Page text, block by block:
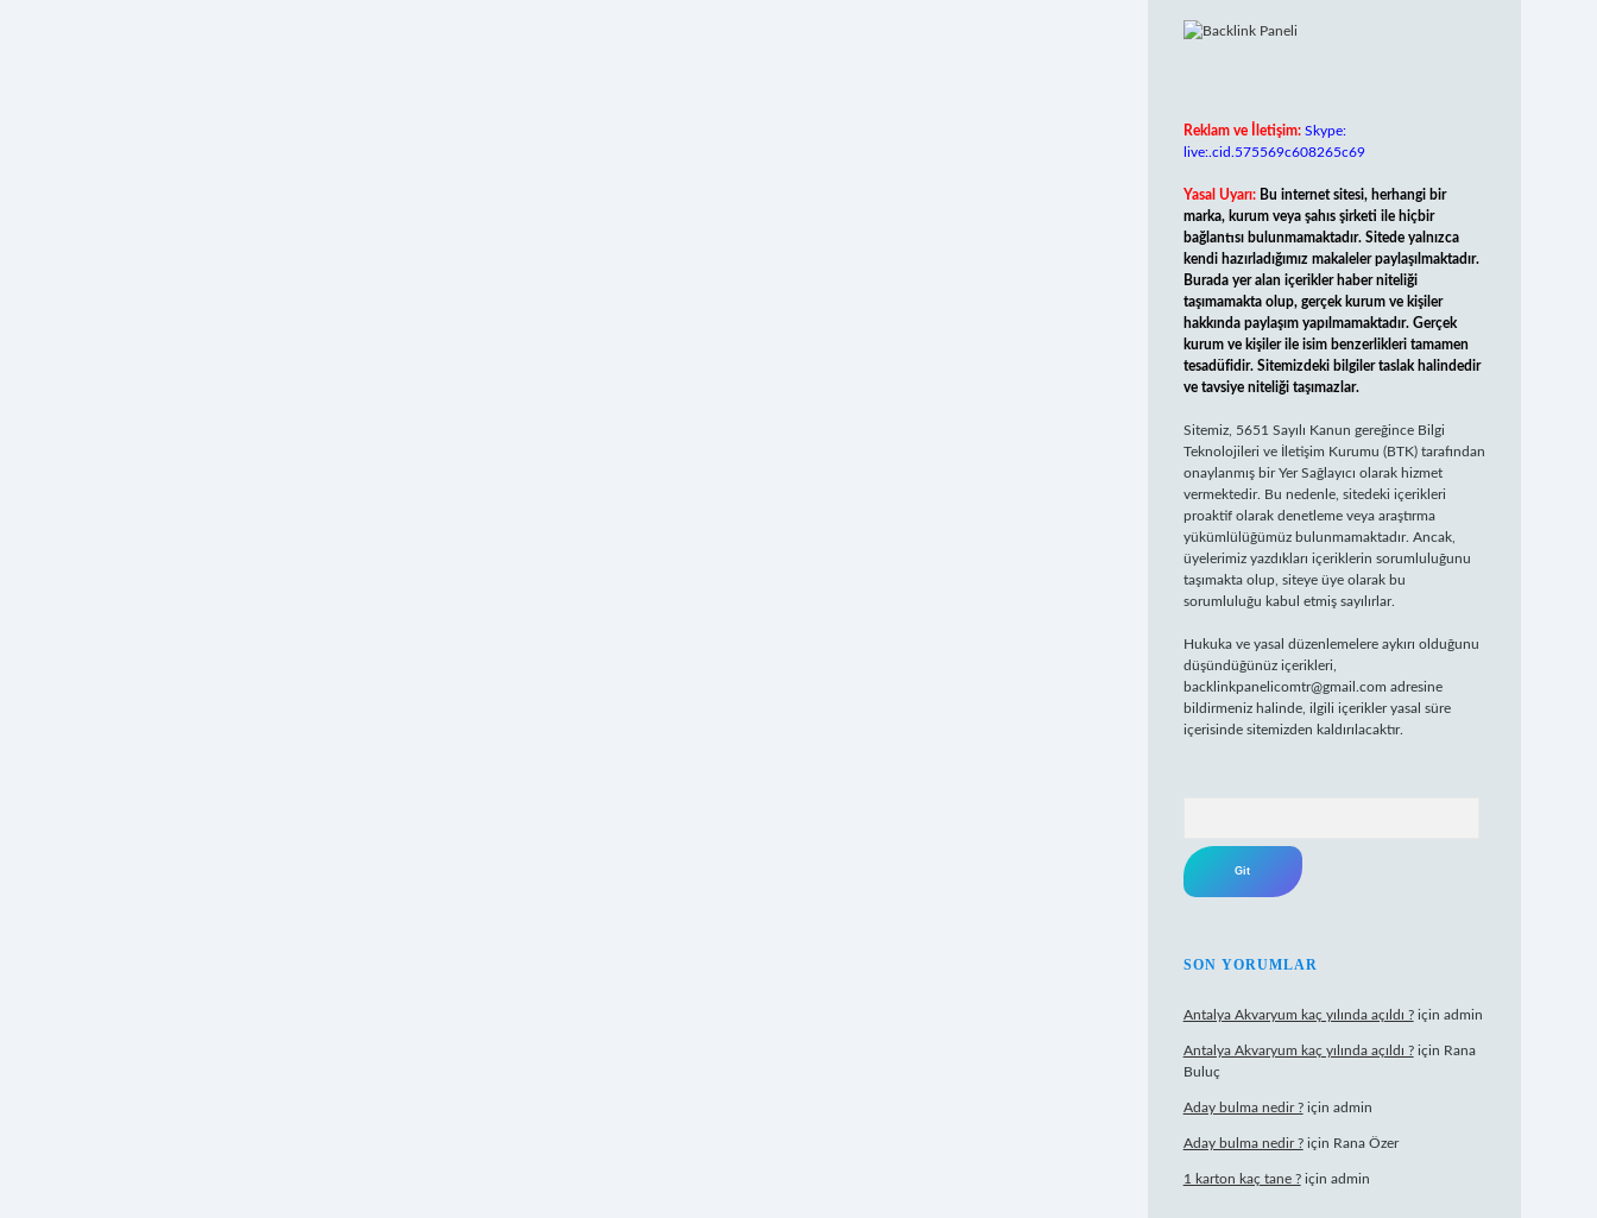
Reklam ve İletişim: Skype:
live:.cid.575569c608265c69
Yasal Uyarı: Bu internet sitesi, herhangi bir
marka, kurum veya şahıs şirketi ile hiçbir
bağlantısı bulunmamaktadır. Sitede yalnızca
kendi hazırladığımız makaleler paylaşılmaktadır.
Burada yer alan içerikler haber niteliği
taşımamakta olup, gerçek kurum ve kişiler
hakkında paylaşım yapılmamaktadır. Gerçek
kurum ve kişiler ile isim benzerlikleri tamamen
tesadüfidir. Sitemizdeki bilgiler taslak halindedir
ve tavsiye niteliği taşımazlar.
Sitemiz, 5651 Sayılı Kanun gereğince Bilgi
Teknolojileri ve İletişim Kurumu (BTK) tarafından
onaylanmış bir Yer Sağlayıcı olarak hizmet
vermektedir. Bu nedenle, sitedeki içerikleri
proaktif olarak denetleme veya araştırma
yükümlülüğümüz bulunmamaktadır. Ancak,
üyelerimiz yazdıkları içeriklerin sorumluluğunu
taşımakta olup, siteye üye olarak bu
sorumluluğu kabul etmiş sayılırlar.
Hukuka ve yasal düzenlemelere aykırı olduğunu
düşündüğünüz içerikleri,
backlinkpanelicomtr@gmail.com adresine
bildirmeniz halinde, ilgili içerikler yasal süre
içerisinde sitemizden kaldırılacaktır.
SON YORUMLAR
Antalya Akvaryum kaç yılında açıldı ?için admin
Antalya Akvaryum kaç yılında açıldı ?için Rana
Buluç
Aday bulma nedir ?için admin
Aday bulma nedir ?için Rana Özer
1 karton kaç tane ?için admin